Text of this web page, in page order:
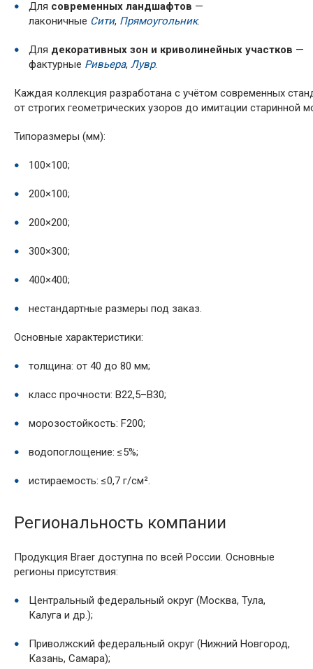
Для современных ландшафтов —
лаконичные Сити, Прямоугольник.
Для декоративных зон и криволинейных участков —
фактурные Ривьера,Лувр.
Каждая коллекция разработана с учётом современных
от строгих геометрических узоров до имитации старинной
Типоразмеры (мм):
100×100;
200×100;
200×200;
300×300;
400×400;
нестандартные размеры под заказ.
Основные характеристики:
толщина: от 40 до 80 мм;
класс прочности: B22,5–B30;
морозостойкость: F200;
водопоглощение: ≤5%;
истираемость: ≤0,7 г/см².
Региональность компании
Продукция Braer доступна по всей России. Основные
регионы присутствия:
Центральный федеральный округ (Москва, Тула,
Калуга и др.);
Приволжский федеральный округ (Нижний Новгород,
Казань, Самара);